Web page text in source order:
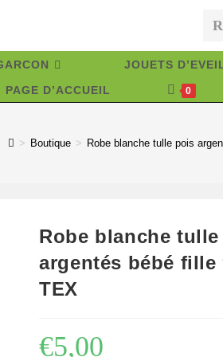
JOUETS
PAGE D’ACCUEIL 0
> Boutique > Robe blanche tulle pois
Robe blanche
argentés bébé fille
TEX
€5,00